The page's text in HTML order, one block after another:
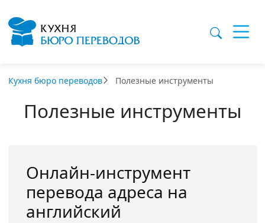
Кухня бюро переводов Полезные инструменты
Полезные инструменты
Онлайн-инструмент
перевода адреса на
английский